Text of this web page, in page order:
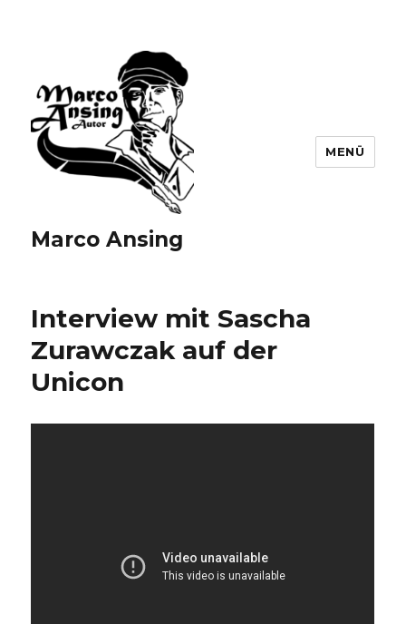
Marco Ansing
MENÜ
Interview mit Sascha
Zurawczak auf der
Unicon